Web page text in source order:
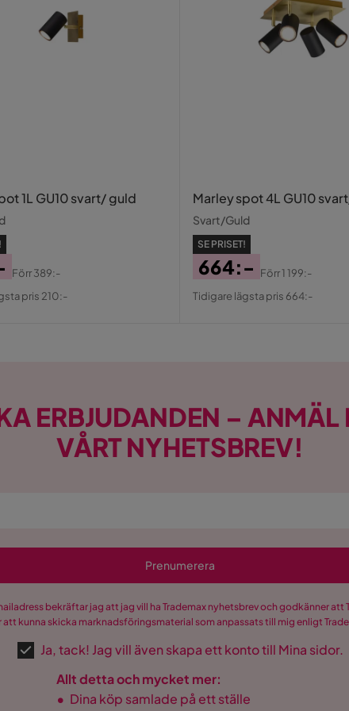
1L GU10 svart/ guld
Förr389:-
pris 210:-
Marley spot 4L GU10
Svart/Guld
SE PRISET!
Pris
664:-
Original
Förr1 199:-
Tidigare lägsta pris 664:-
ERBJUDANDEN – ANMÄL
VÅRT NYHETSBREV!
Prenumerera
bekräftar jag att jag vill ha Trademax nyhetsbrev och godkänner att
kunna skicka marknadsföringsmaterial som anpassats till mig enligt
Ja, tack! Jag vill även skapa ett konto till Mina sidor.
Allt detta och mycket mer:
• Dina köp samlade på ett ställe